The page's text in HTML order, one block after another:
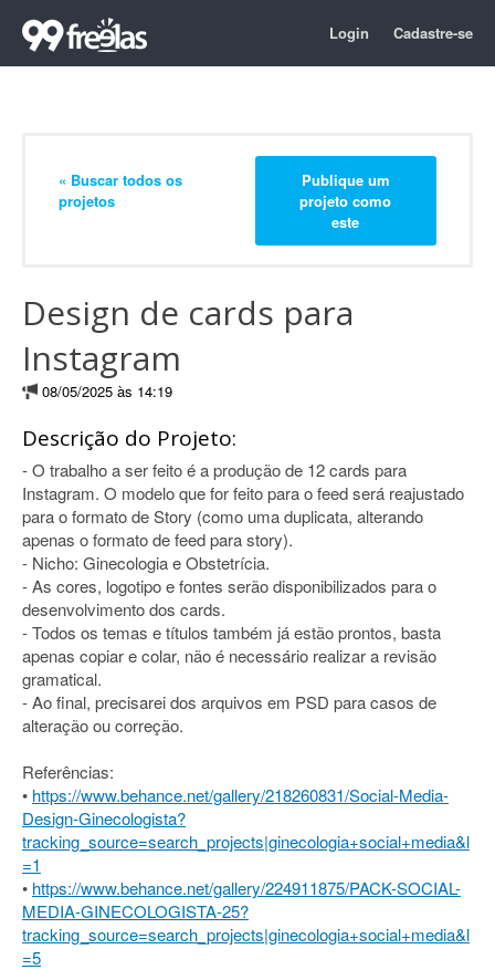
Login Cadastre-se
« Buscar todos os
projetos
Publique um
projeto como
este
Design de cards para
Instagram
08/05/2025 às 14:19
Descrição do Projeto:
- O trabalho a ser feito é a produção de 12 cards para
Instagram. O modelo que for feito para o feed será reajustado
para o formato de Story (como uma duplicata, alterando
apenas o formato de feed para story).
- Nicho: Ginecologia e Obstetrícia.
- As cores, logotipo e fontes serão disponibilizados para o
desenvolvimento dos cards.
- Todos os temas e títulos também já estão prontos, basta
apenas copiar e colar, não é necessário realizar a revisão
gramatical.
- Ao final, precisarei dos arquivos em PSD para casos de
alteração ou correção.
Referências:
• https://www.behance.net/gallery/218260831/Social-Media-
Design-Ginecologista?
tracking_source=search_projects|ginecologia+social+media&l
=1
• https://www.behance.net/gallery/224911875/PACK-SOCIAL-
MEDIA-GINECOLOGISTA-25?
tracking_source=search_projects|ginecologia+social+media&l
=5